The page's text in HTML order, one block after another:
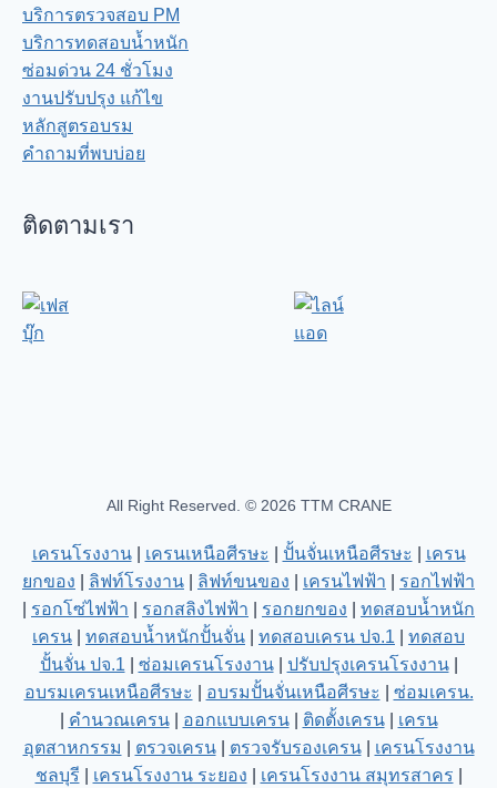
บริการตรวจสอบ PM
บริการทดสอบน้ำหนัก
ซ่อมด่วน 24 ชั่วโมง
งานปรับปรุง แก้ไข
หลักสูตรอบรม
คำถามที่พบบ่อย
ติดตามเรา
All Right Reserved. © 2026 TTM CRANE
เครนโรงงาน| เครนเหนือศีรษะ ปั้นจั่นเหนือศีรษะ
เครน
ยกของ
ลิฟท์โรงงาน ลิฟท์ขนของ เครนไฟฟ้า
รอกไฟฟ้า
รอกโซ่ไฟฟ้า รอกสลิงไฟฟ้า รอกยกของ
ทดสอบน้ำหนัก
เครน
ทดสอบน้ำหนักปั้นจั่น ทดสอบเครน ปจ.1
ทดสอบ
ปั้นจั่น ปจ.1
ซ่อมเครนโรงงาน| ปรับปรุงเครนโรงงาน|
อบรมเครนเหนือศีรษะ
อบรมปั้นจั่นเหนือศีรษะ
ซ่อมเครน.
คำนวณเครน| ออกแบบเครน| ติดตั้งเครน| เครน
อุตสาหกรรม
ตรวจเครน| ตรวจรับรองเครน| เครนโรงงาน
ชลบุรี
เครนโรงงาน ระยอง เครนโรงงาน สมุทรสาคร